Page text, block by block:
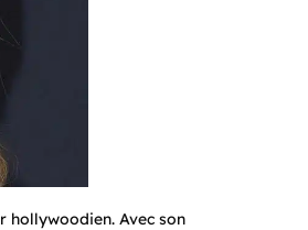
hollywoodien. Avec son